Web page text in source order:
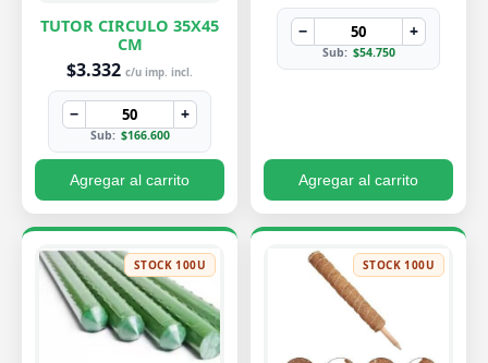
TUTOR CIRCULO 35X45
CM
$3.332 c/u imp. incl.
− +
Sub: $166.600
Agregar al carrito
− +
Sub: $54.750
Agregar al carrito
STOCK 100U STOCK 100U